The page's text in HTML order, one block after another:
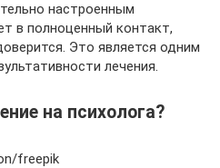
настроенным
в полноценный контакт,
Это является одним
лечения.
на психолога?
freepik